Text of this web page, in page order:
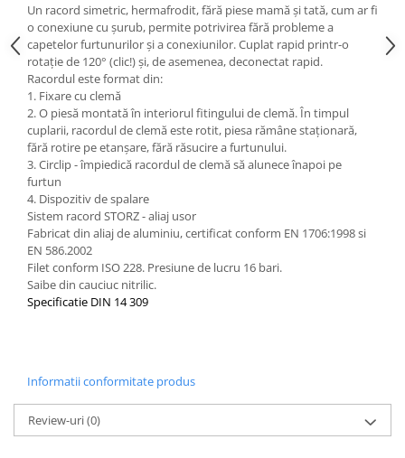
Un racord simetric, hermafrodit, fără piese mamă și tată, cum ar fi
o conexiune cu șurub, permite potrivirea fără probleme a
capetelor furtunurilor și a conexiunilor. Cuplat rapid printr-o
rotație de 120° (clic!) și, de asemenea, deconectat rapid.
Racordul este format din:
1. Fixare cu clemă
2. O piesă montată în interiorul fitingului de clemă. În timpul
cuplarii, racordul de clemă este rotit, piesa rămâne staționară,
fără rotire pe etanșare, fără răsucire a furtunului.
3. Circlip - împiedică racordul de clemă să alunece înapoi pe
furtun
4. Dispozitiv de spalare
Sistem racord STORZ - aliaj usor
Fabricat din aliaj de aluminiu, certificat conform EN 1706:1998 si
EN 586.2002
Filet conform ISO 228. Presiune de lucru 16 bari.
Saibe din cauciuc nitrilic.
Specificatie DIN 14 309
Informatii conformitate produs
Review-uri(0)